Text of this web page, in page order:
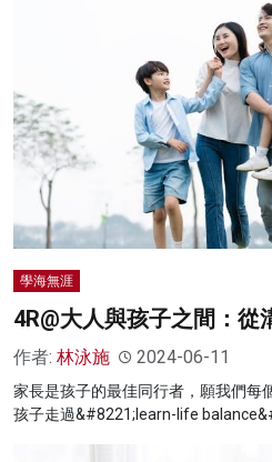
學海無涯
4R@大人與孩子之間：從
作者: 林泳施 2024-06-11
家長是孩子的最佳同行者，願我們每
孩子走過&#8221;learn-life